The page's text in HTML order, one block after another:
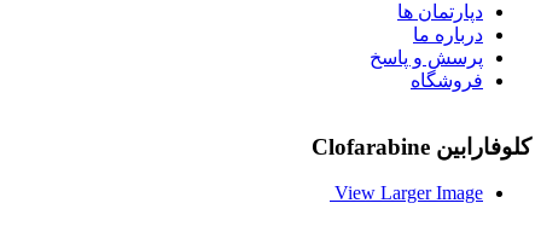
دپارتمان ها
درباره ما
پرسش و پاسخ
فروشگاه
کلوفارابین Clofarabine
View Larger Image